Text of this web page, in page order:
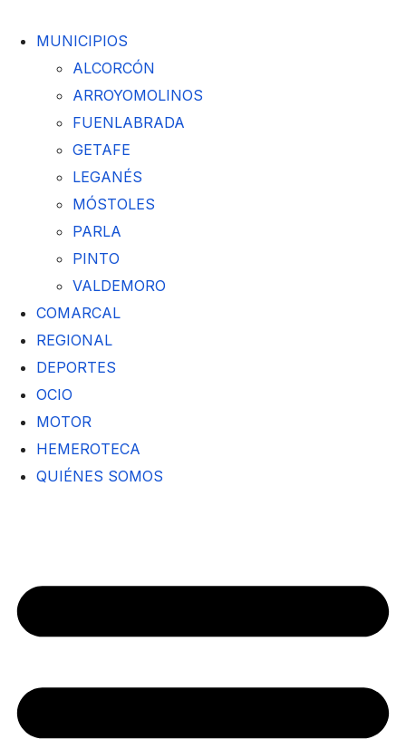
MUNICIPIOS
ALCORCÓN
ARROYOMOLINOS
FUENLABRADA
GETAFE
LEGANÉS
MÓSTOLES
PARLA
PINTO
VALDEMORO
COMARCAL
REGIONAL
DEPORTES
OCIO
MOTOR
HEMEROTECA
QUIÉNES SOMOS